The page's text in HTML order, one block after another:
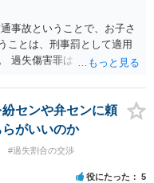
事故ということで、お子さ
ことは、刑事罰として適用
過失傷害罪は、親告罪と言
問者様は、相手方を処罰し
んの怪我について、過失傷
います。それであれば、相
我のない相手方は、自らの
質問者様に対してするこ
様の怪我についての告訴
センや弁センに頼
がいいのか
#過失割合の交渉
役にたった 5